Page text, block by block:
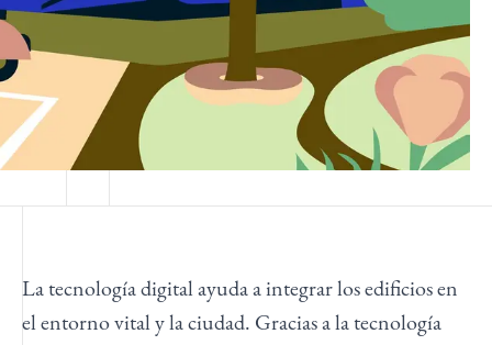
La tecnología digital ayuda a integrar los edificios en
el entorno vital y la ciudad. Gracias a la tecnología